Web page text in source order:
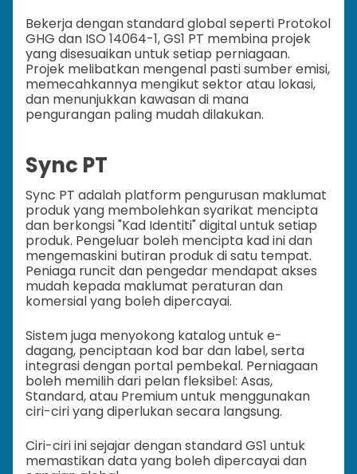
Bekerja dengan standard global seperti Protokol
GHG dan ISO 14064-1, GS1 PT membina projek
yang disesuaikan untuk setiap perniagaan.
Projek melibatkan mengenal pasti sumber emisi,
memecahkannya mengikut sektor atau lokasi,
dan menunjukkan kawasan di mana
pengurangan paling mudah dilakukan.
Sync PT
Sync PT adalah platform pengurusan maklumat
produk yang membolehkan syarikat mencipta
dan berkongsi "Kad Identiti" digital untuk setiap
produk. Pengeluar boleh mencipta kad ini dan
mengemaskini butiran produk di satu tempat.
Peniaga runcit dan pengedar mendapat akses
mudah kepada maklumat peraturan dan
komersial yang boleh dipercayai.
Sistem juga menyokong katalog untuk e-
dagang, penciptaan kod bar dan label, serta
integrasi dengan portal pembekal. Perniagaan
boleh memilih dari pelan fleksibel: Asas,
Standard, atau Premium untuk menggunakan
ciri-ciri yang diperlukan secara langsung.
Ciri-ciri ini sejajar dengan standard GS1 untuk
memastikan data yang boleh dipercayai dan